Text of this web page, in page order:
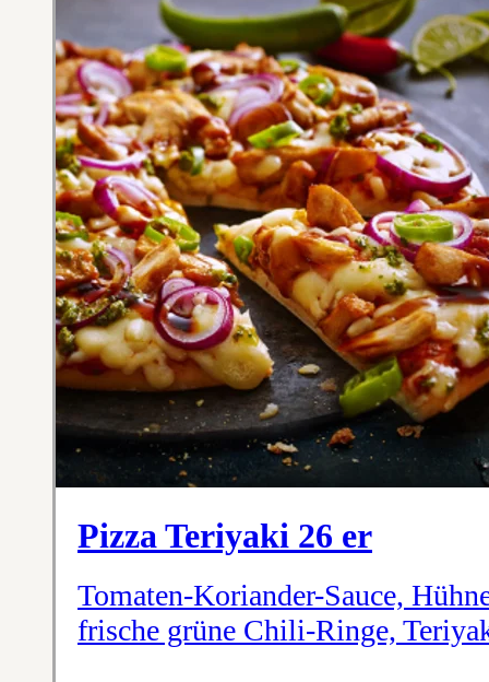
Pizza Teriyaki 26 er
Tomaten-Koriander-Sauce,
frische grüne Chili-Ringe,